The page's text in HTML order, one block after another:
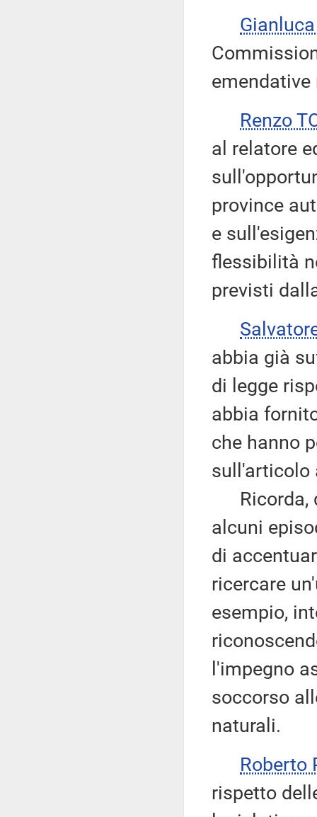
Renzo
al relatore
province
e
flessibilità
previsti
abbia già
di legge
abbia
che hanno
sull'articolo
Ricorda,
alcuni
di
ricercare
esempio,
l'impegno
soccorso
naturali.
Roberto
rispetto